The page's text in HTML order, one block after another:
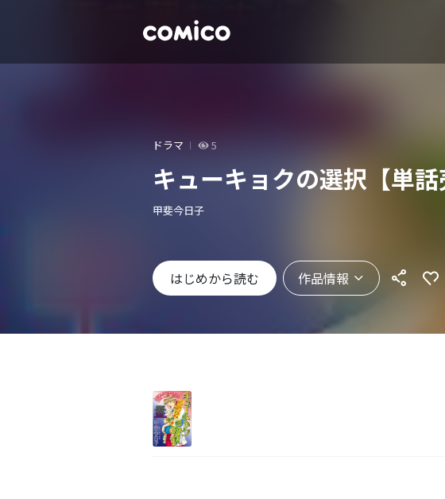
ドラマ 5
キューキョクの選択【単話
甲斐今日子
はじめから読む 作品情報